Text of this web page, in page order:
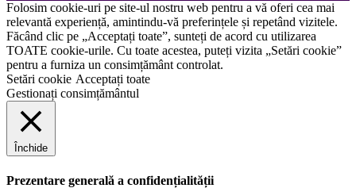
Folosim cookie-uri pe site-ul nostru web pentru a vă oferi cea mai
relevantă experiență, amintindu-vă preferințele și repetând vizitele.
Făcând clic pe „Acceptați toate”, sunteți de acord cu utilizarea
TOATE cookie-urile. Cu toate acestea, puteți vizita „Setări cookie”
pentru a furniza un consimțământ controlat.
Setări cookie Acceptați toate
Gestionați consimțământul
Închide
Prezentare generală a confidențialității